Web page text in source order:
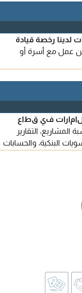
لدينا رخصة قيادة
عن عمل مع أسرة أو
في الامارات في قطاع
المشاريع، التقارير
البنكية، والحسابات
سيستم أبو ظبي الأول
جاهز للانضمام